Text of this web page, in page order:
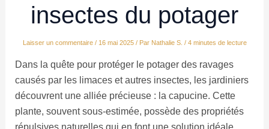
insectes du potager
Laisser un commentaire / 16 mai 2025 / Par Nathalie S. / 4 minutes de lecture
Dans la quête pour protéger le potager des ravages
causés par les limaces et autres insectes, les jardiniers
découvrent une alliée précieuse : la capucine. Cette
plante, souvent sous-estimée, possède des propriétés
répulsives naturelles qui en font une solution idéale